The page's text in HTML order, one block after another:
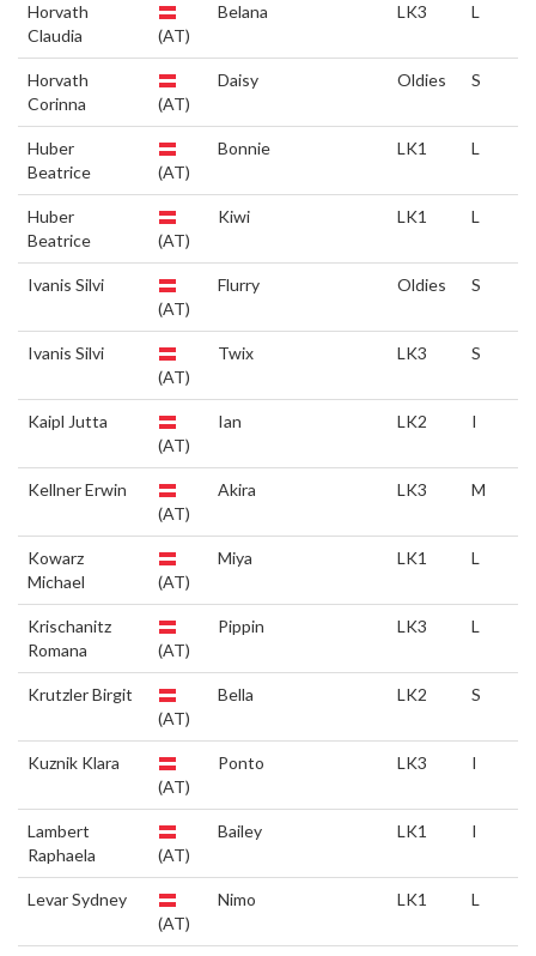
Horvath
Claudia
(AT)
Belana LK3 L
Horvath
Corinna
(AT)
Daisy Oldies S
Huber
Beatrice
(AT)
Bonnie LK1 L
Huber
Beatrice
(AT)
Kiwi LK1 L
Ivanis Silvi
(AT)
Flurry Oldies S
Ivanis Silvi
(AT)
Twix LK3 S
Kaipl Jutta
(AT)
Ian LK2 I
Kellner Erwin
(AT)
Akira LK3 M
Kowarz
Michael
(AT)
Miya LK1 L
Krischanitz
Romana
(AT)
Pippin LK3 L
Krutzler Birgit
(AT)
Bella LK2 S
Kuznik Klara
(AT)
Ponto LK3 I
Lambert
Raphaela
(AT)
Bailey LK1 I
Levar Sydney
(AT)
Nimo LK1 L